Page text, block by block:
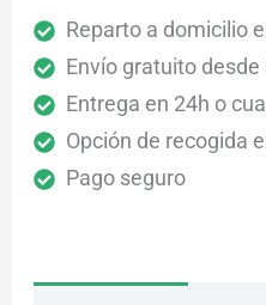
Reparto a domicilio
Envío gratuito
Entrega en 24h o
Opción de recogida
Pago seguro